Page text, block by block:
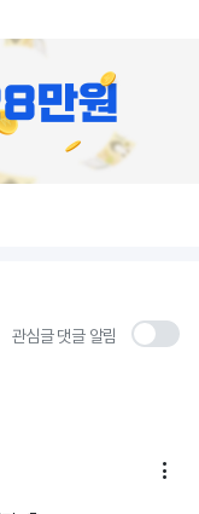
관심글 댓글 알림
